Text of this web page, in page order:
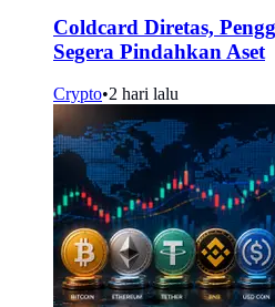
Coldcard Diretas,
Segera Pindahkan Aset
Crypto•2 hari lalu